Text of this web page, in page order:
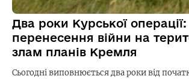
Два роки Курської операції:
перенесення війни на
злам планів Кремля
Сьогодні виповнюється два роки від